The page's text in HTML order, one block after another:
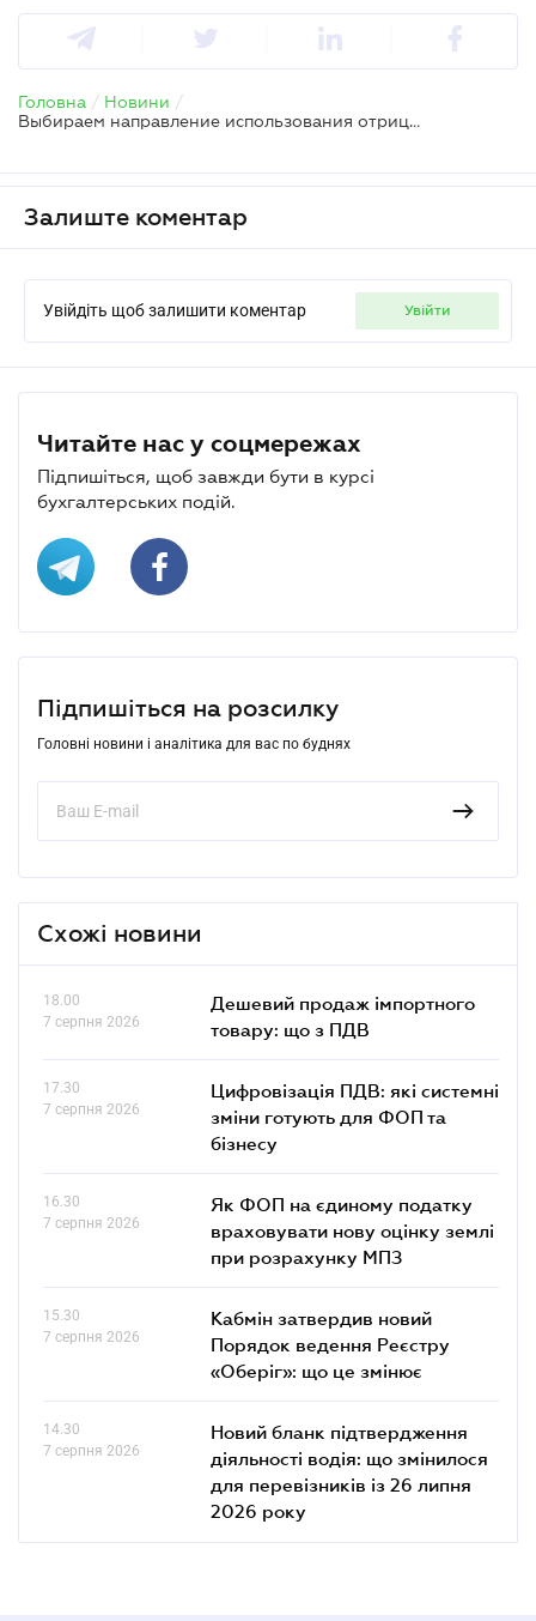
Головна / Новини /
Выбираем направление использования отрицательного значения после представления декларации по НДС
Залиште коментар
Увійдіть щоб залишити коментар увійти
Читайте нас у соцмережах
Підпишіться, щоб завжди бути в курсі
бухгалтерських подій.
Підпишіться на розсилку
Головні новини і аналітика для вас по буднях
Схожі новини
18.00
7 серпня 2026
Дешевий продаж імпортного
товару: що з ПДВ
17.30
7 серпня 2026
Цифровізація ПДВ: які системні
зміни готують для ФОП та
бізнесу
16.30
7 серпня 2026
Як ФОП на єдиному податку
враховувати нову оцінку землі
при розрахунку МПЗ
15.30
7 серпня 2026
Кабмін затвердив новий
Порядок ведення Реєстру
«Оберіг»: що це змінює
14.30
7 серпня 2026
Новий бланк підтвердження
діяльності водія: що змінилося
для перевізників із 26 липня
2026 року